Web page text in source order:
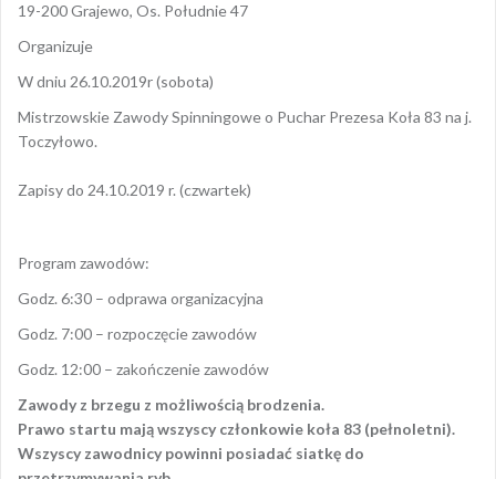
19-200 Grajewo, Os. Południe 47
Organizuje
W dniu 26.10.2019r (sobota)
Mistrzowskie Zawody Spinningowe o Puchar Prezesa Koła 83 na j.
Toczyłowo.
Zapisy do 24.10.2019 r. (czwartek)
Program zawodów:
Godz. 6:30 – odprawa organizacyjna
Godz. 7:00 – rozpoczęcie zawodów
Godz. 12:00 – zakończenie zawodów
Zawody z brzegu z możliwością brodzenia.
Prawo startu mają wszyscy członkowie koła 83 (pełnoletni).
Wszyscy zawodnicy powinni posiadać siatkę do